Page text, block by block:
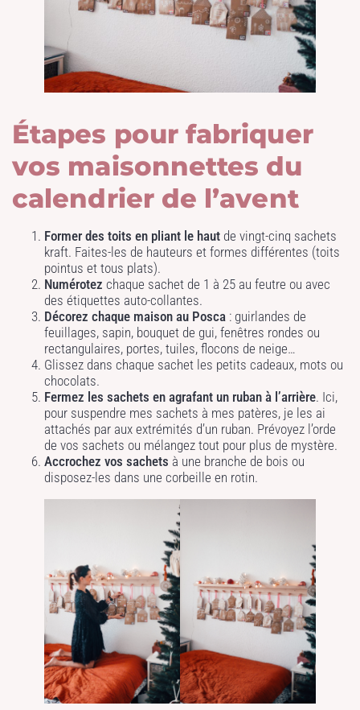
Étapes pour fabriquer
vos maisonnettes du
calendrier de l’avent
Former des toits en pliant le haut de vingt-cinq sachets
kraft. Faites-les de hauteurs et formes différentes (toits
pointus et tous plats).
Numérotez chaque sachet de 1 à 25 au feutre ou avec
des étiquettes auto-collantes.
Décorez chaque maison au Posca : guirlandes de
feuillages, sapin, bouquet de gui, fenêtres rondes ou
rectangulaires, portes, tuiles, flocons de neige…
Glissez dans chaque sachet les petits cadeaux, mots ou
chocolats.
Fermez les sachets en agrafant un ruban à l’arrière. Ici,
pour suspendre mes sachets à mes patères, je les ai
attachés par aux extrémités d’un ruban. Prévoyez l’orde
de vos sachets ou mélangez tout pour plus de mystère.
Accrochez vos sachets à une branche de bois ou
disposez-les dans une corbeille en rotin.